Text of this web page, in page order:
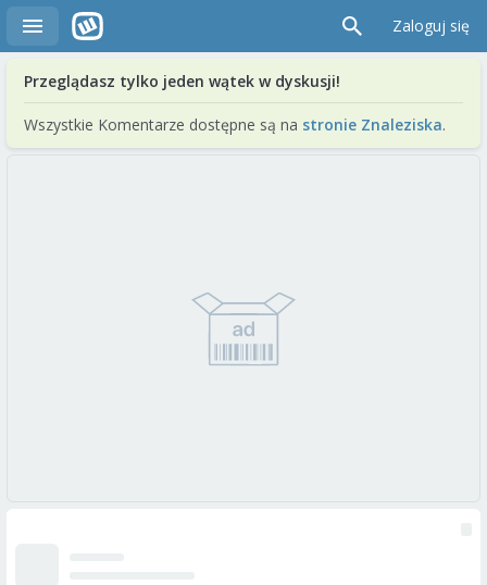
Zaloguj się
Przeglądasz tylko jeden wątek w dyskusji!
Wszystkie Komentarze dostępne są na stronie Znaleziska.